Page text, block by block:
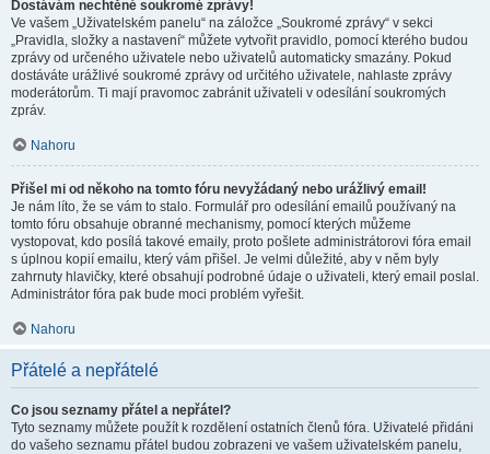
Dostávám nechtěné soukromé zprávy!
Ve vašem „Uživatelském panelu“ na záložce „Soukromé zprávy“ v sekci
„Pravidla, složky a nastavení“ můžete vytvořit pravidlo, pomocí kterého budou
zprávy od určeného uživatele nebo uživatelů automaticky smazány. Pokud
dostáváte urážlivé soukromé zprávy od určitého uživatele, nahlaste zprávy
moderátorům. Ti mají pravomoc zabránit uživateli v odesílání soukromých
zpráv.
Nahoru
Přišel mi od někoho na tomto fóru nevyžádaný nebo urážlivý email!
Je nám líto, že se vám to stalo. Formulář pro odesílání emailů používaný na
tomto fóru obsahuje obranné mechanismy, pomocí kterých můžeme
vystopovat, kdo posílá takové emaily, proto pošlete administrátorovi fóra email
s úplnou kopií emailu, který vám přišel. Je velmi důležité, aby v něm byly
zahrnuty hlavičky, které obsahují podrobné údaje o uživateli, který email poslal.
Administrátor fóra pak bude moci problém vyřešit.
Nahoru
Přátelé a nepřátelé
Co jsou seznamy přátel a nepřátel?
Tyto seznamy můžete použít k rozdělení ostatních členů fóra. Uživatelé přidáni
do vašeho seznamu přátel budou zobrazeni ve vašem uživatelském panelu,